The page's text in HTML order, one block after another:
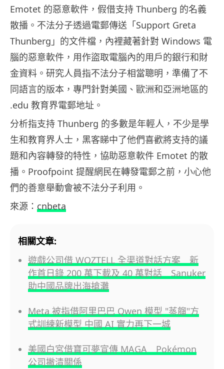
Emotet 的惡意軟件，假借支持 Thunberg 的名義
散播。不法分子透過電郵傳送「Support Greta
Thunberg」的文件檔，內裡藏著針對 Windows 電
腦的惡意軟件，用作盜取電腦內的用戶的銀行和財
金資料。研究人員指不法分子相當聰明，準備了不
同語言的版本，專門針對美國、歐洲和亞洲地區的
.edu 教育界電郵地址。
分析指支持 Thunberg 的多數是年輕人，不少是學
生和教育界人士，黑客睇中了他們喜歡將支持的議
題和內容轉發的特性，協助惡意軟件 Emotet 的散
播。Proofpoint 提醒網民在轉發電郵之前，小心他
們的善意舉動會被不法分子利用。
來源： cnbeta
相關文章:
遊戲公司借 WOZTELL 全渠道對話方案 新
作首日錄 200 萬下載及 40 萬對話 Sanuker
助中國品牌出海搶灘
Meta 被指借阿里巴巴 Qwen 模型 "蒸餾"方
式訓練新模型 中國 AI 實力再下一城
美國白宮借寶可夢宣傳 MAGA Pokémon
公司撇清關係